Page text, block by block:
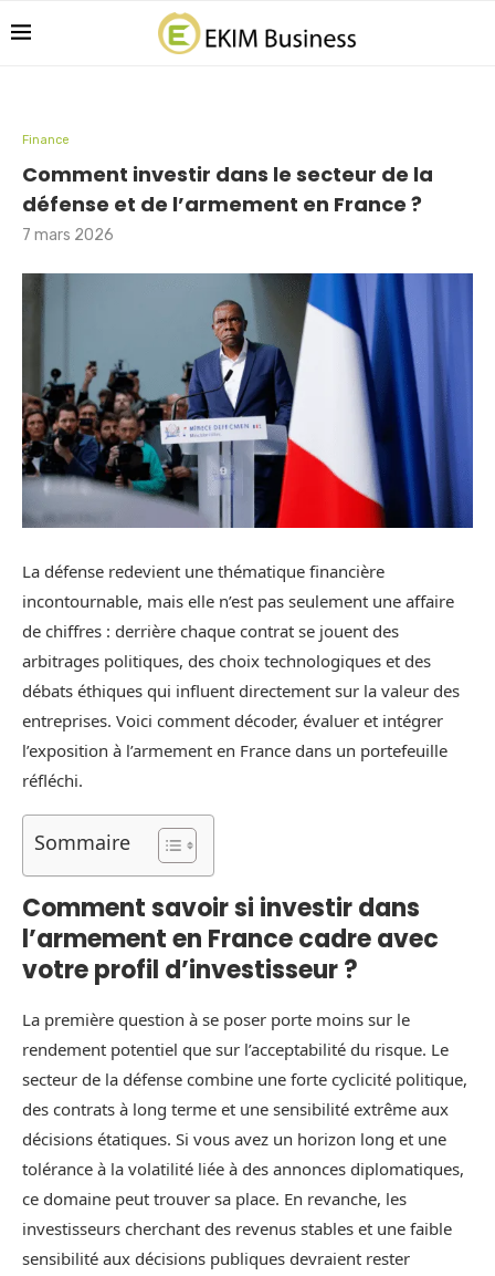
Finance
Comment investir dans le secteur de la
défense et de l’armement en France ?
7 mars 2026
La défense redevient une thématique financière
incontournable, mais elle n’est pas seulement une affaire
de chiffres : derrière chaque contrat se jouent des
arbitrages politiques, des choix technologiques et des
débats éthiques qui influent directement sur la valeur des
entreprises. Voici comment décoder, évaluer et intégrer
l’exposition à l’armement en France dans un portefeuille
réfléchi.
Sommaire
Comment savoir si investir dans
l’armement en France cadre avec
votre profil d’investisseur ?
La première question à se poser porte moins sur le
rendement potentiel que sur l’acceptabilité du risque. Le
secteur de la défense combine une forte cyclicité politique,
des contrats à long terme et une sensibilité extrême aux
décisions étatiques. Si vous avez un horizon long et une
tolérance à la volatilité liée à des annonces diplomatiques,
ce domaine peut trouver sa place. En revanche, les
investisseurs cherchant des revenus stables et une faible
sensibilité aux décisions publiques devraient rester